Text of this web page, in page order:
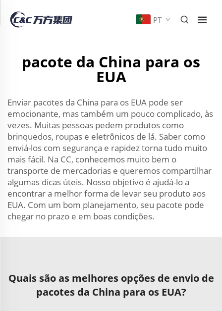
PT
pacote da China para os
EUA
Enviar pacotes da China para os EUA pode ser
emocionante, mas também um pouco complicado, às
vezes. Muitas pessoas pedem produtos como
brinquedos, roupas e eletrônicos de lá. Saber como
enviá-los com segurança e rapidez torna tudo muito
mais fácil. Na CC, conhecemos muito bem o
transporte de mercadorias e queremos compartilhar
algumas dicas úteis. Nosso objetivo é ajudá-lo a
encontrar a melhor forma de levar seu produto aos
EUA. Com um bom planejamento, seu pacote pode
chegar no prazo e em boas condições.
Quais são as melhores opções de envio de
pacotes da China para os EUA?